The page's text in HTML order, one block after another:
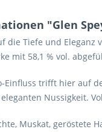
"Glen
die Tiefe und
mit 58,1 % vol.
Einfluss trifft hier auf
Nussigkeit.
Muskat, geröstete